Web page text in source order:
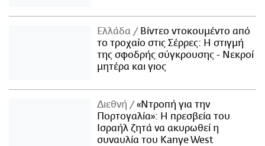
Ελλάδα
Βίντεο ντοκουμέντο από
το τροχαίο στις Σέρρες: Η στιγμή
της σφοδρής σύγκρουσης - Νεκροί
μητέρα και γιος
Διεθνή
«Ντροπή για την
Πορτογαλία»: Η πρεσβεία του
Ισραήλ ζητά να ακυρωθεί η
συναυλία του Kanye West